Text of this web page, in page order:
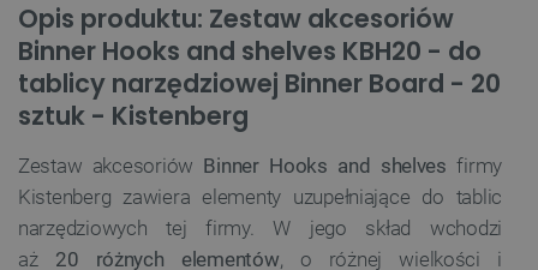
Opis produktu: Zestaw akcesoriów
Binner Hooks and shelves KBH20 - do
tablicy narzędziowej Binner Board - 20
sztuk - Kistenberg
Zestaw akcesoriów Binner Hooks and shelvesfirmy
Kistenberg zawiera elementy uzupełniające do tablic
narzędziowych tej firmy. W jego skład wchodzi
aż 20 różnych elementów, o różnej wielkości i